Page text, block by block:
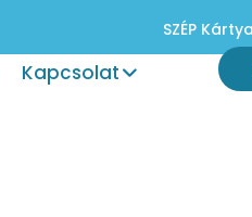
SZÉP
Kapcsolat